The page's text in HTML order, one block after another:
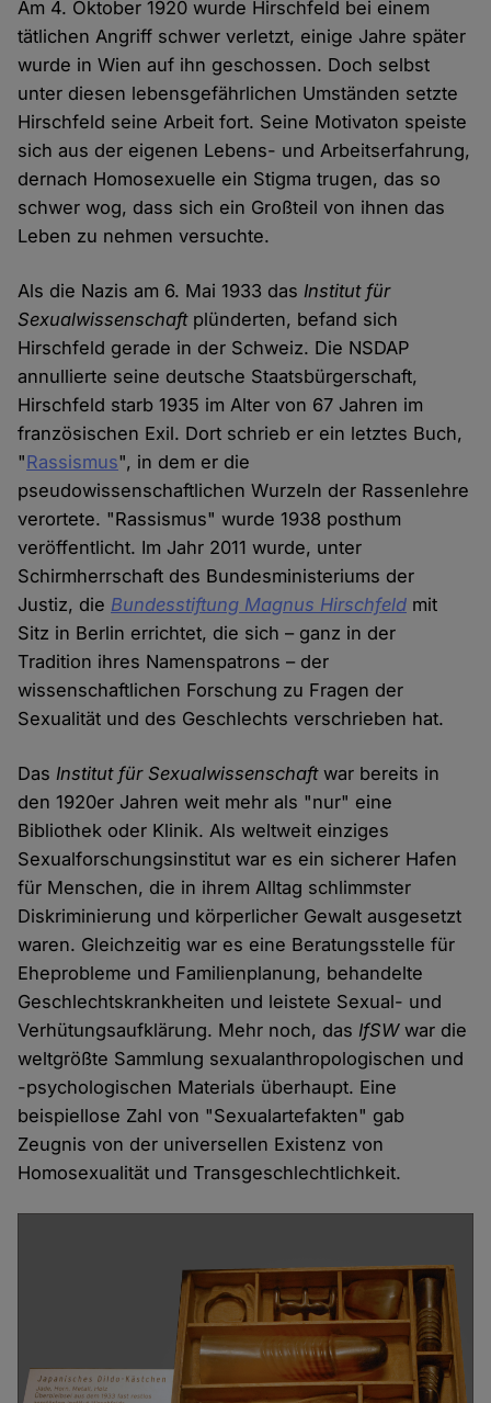
Am 4. Oktober 1920 wurde Hirschfeld bei einem
tätlichen Angriff schwer verletzt, einige Jahre später
wurde in Wien auf ihn geschossen. Doch selbst
unter diesen lebensgefährlichen Umständen setzte
Hirschfeld seine Arbeit fort. Seine Motivaton speiste
sich aus der eigenen Lebens- und Arbeitserfahrung,
dernach Homosexuelle ein Stigma trugen, das so
schwer wog, dass sich ein Großteil von ihnen das
Leben zu nehmen versuchte.
Als die Nazis am 6. Mai 1933 das Institut für
Sexualwissenschaftplünderten, befand sich
Hirschfeld gerade in der Schweiz. Die NSDAP
annullierte seine deutsche Staatsbürgerschaft,
Hirschfeld starb 1935 im Alter von 67 Jahren im
französischen Exil. Dort schrieb er ein letztes Buch,
"Rassismus", in dem er die
pseudowissenschaftlichen Wurzeln der Rassenlehre
verortete. "Rassismus" wurde 1938 posthum
veröffentlicht. Im Jahr 2011 wurde, unter
Schirmherrschaft des Bundesministeriums der
Justiz, die Bundesstiftung Magnus Hirschfeld mit
Sitz in Berlin errichtet, die sich – ganz in der
Tradition ihres Namenspatrons – der
wissenschaftlichen Forschung zu Fragen der
Sexualität und des Geschlechts verschrieben hat.
Das Institut für Sexualwissenschaftwar bereits in
den 1920er Jahren weit mehr als "nur" eine
Bibliothek oder Klinik. Als weltweit einziges
Sexualforschungsinstitut war es ein sicherer Hafen
für Menschen, die in ihrem Alltag schlimmster
Diskriminierung und körperlicher Gewalt ausgesetzt
waren. Gleichzeitig war es eine Beratungsstelle für
Eheprobleme und Familienplanung, behandelte
Geschlechtskrankheiten und leistete Sexual- und
Verhütungsaufklärung. Mehr noch, das IfSWwar die
weltgrößte Sammlung sexualanthropologischen und
-psychologischen Materials überhaupt. Eine
beispiellose Zahl von "Sexualartefakten" gab
Zeugnis von der universellen Existenz von
Homosexualität und Transgeschlechtlichkeit.